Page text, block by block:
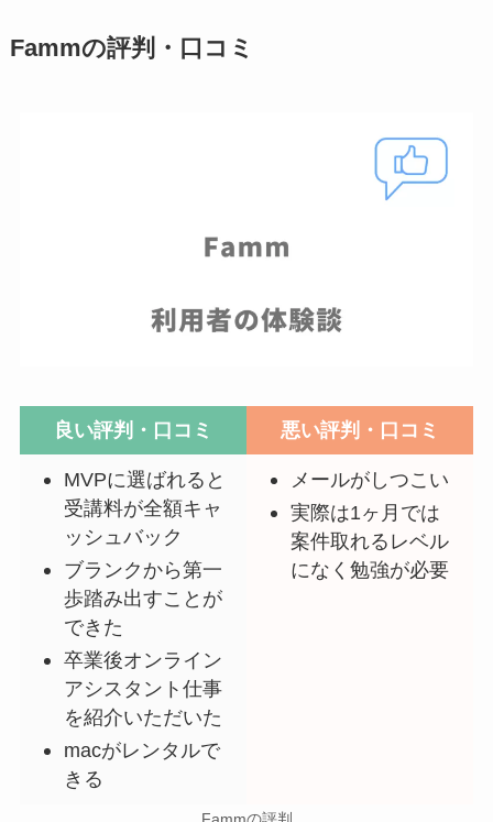
Fammの評判・口コミ
良い評判・口コミ 悪い評判・口コミ
MVPに選ばれると
受講料が全額キャ
ッシュバック
ブランクから第一
歩踏み出すことが
できた
卒業後オンライン
アシスタント仕事
を紹介いただいた
macがレンタルで
きる
メールがしつこい
実際は1ヶ月では
案件取れるレベル
になく勉強が必要